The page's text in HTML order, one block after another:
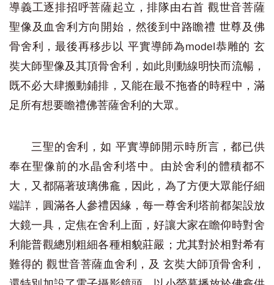
導義工逐排招呼菩薩起立，排隊由右首 觀世音菩薩
聖像及血舍利方向開始，然後到中路瞻禮 世尊及佛
骨舍利，最後再移步以 平實導師為model恭雕的 玄
奘大師聖像及其頂骨舍利，如此則動線明快而流暢，
既不必大肆搬動鋪排，又能在最不拖沓的時程中，滿
足所有想要瞻禮佛菩薩舍利的大眾。
三聖的舍利，如 平實導師開示時所言，都已供
奉在聖像前的水晶舍利塔中。由於舍利的體積都不
大，又都隔著玻璃佛龕，因此，為了方便大眾能仔細
端詳，圓滿各人參禮因緣，每一尊舍利塔前都架設放
大鏡一具，定焦在舍利上面，好讓大家在瞻仰時對舍
利能普觀總別粗細各種相貌莊嚴；尤其對於相對希有
難得的 觀世音菩薩血舍利，及 玄奘大師頂骨舍利，